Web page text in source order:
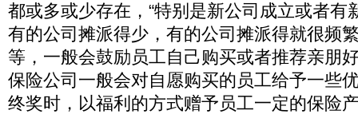
都或多或少存在，“特别是新公司成立或者有
有的公司摊派得少，有的公司摊派得就很频
等，一般会鼓励员工自己购买或者推荐亲朋
保险公司一般会对自愿购买的员工给予一些
终奖时，以福利的方式赠予员工一定的保险